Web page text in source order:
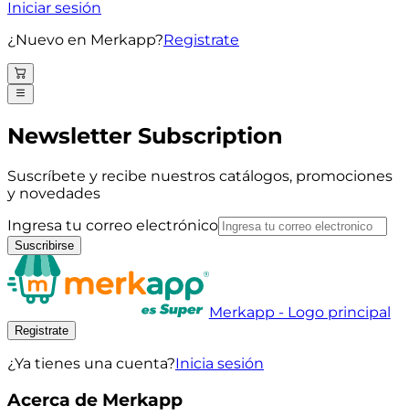
Iniciar sesión
¿Nuevo en Merkapp?Registrate
Newsletter Subscription
Suscríbete y recibe nuestros catálogos, promociones
y novedades
Ingresa tu correo electrónico
Suscribirse
Merkapp - Logo principal
Registrate
¿Ya tienes una cuenta?Inicia sesión
Acerca de Merkapp